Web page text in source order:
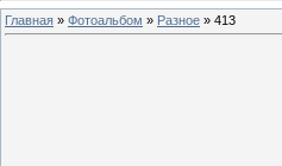
Главная » Фотоальбом » Разное » 413